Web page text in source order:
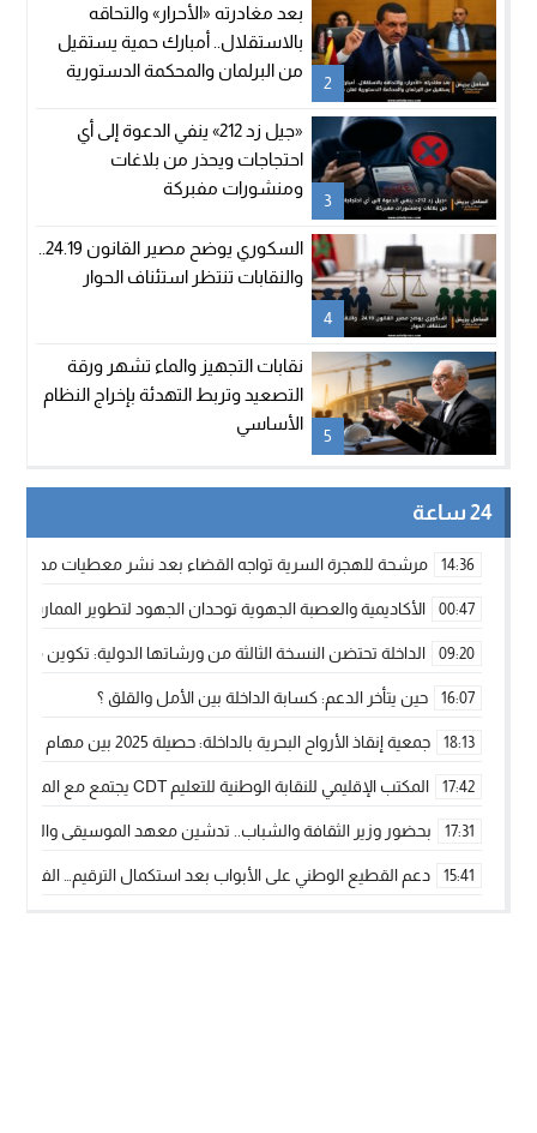
2
بعد مغادرته «الأحرار» والتحاقه
بالاستقلال.. أمبارك حمية يستقيل
من البرلمان والمحكمة الدستورية
3
«جيل زد 212» ينفي الدعوة إلى أي
احتجاجات ويحذر من بلاغات
ومنشورات مفبركة
4
والنقابات تنتظر استئناف الحوار
5
نقابات التجهيز والماء تشهر ورقة
التصعيد وتربط التهدئة بإخراج النظام
الأساسي
24 ساعة
14:36 مرشحة للهجرة السرية تواجه القضاء بعد نشر معطيات مضللة
00:47 الأكاديمية والعصبة الجهوية توحدان الجهود لتطوير الممارسة
09:20 الداخلة تحتضن النسخة الثالثة من ورشاتها الدولية: تكوين
16:07 حين يتأخر الدعم: كسابة الداخلة بين الأمل والقلق ؟
18:13 جمعية إنقاذ الأرواح البحرية بالداخلة: حصيلة 2025 بين مهام الإنقاذ ومشروع “دار البحار”
17:42 المكتب الإقليمي للنقابة الوطنية للتعليم CDT يجتمع مع المدير الإقليمي لمناقشة ملفات جوهرية لنساء ورجال التعليم
17:31 بحضور وزير الثقافة والشباب.. تدشين معهد الموسيقى والفنون
15:41 دعم القطيع الوطني على الأبواب بعد استكمال الترقيم…